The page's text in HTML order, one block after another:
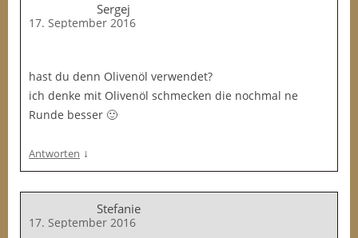
Sergej
17. September 2016
hast du denn Olivenöl verwendet?
ich denke mit Olivenöl schmecken die nochmal ne
Runde besser 🙂
Antworten ↓
Stefanie
17. September 2016